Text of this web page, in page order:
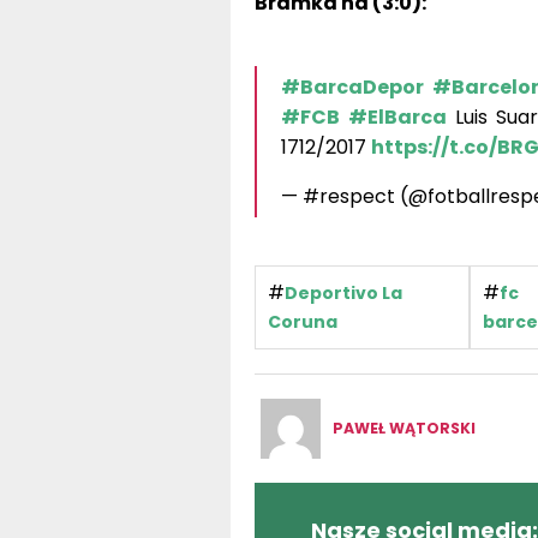
#BarcaDepor
#FCB #ElBarca Luis
1712/2017 https://t.co/
— #respect
#Deportivo La
Coruna
#fc
PAWEŁ WĄTORSKI
Nasze social media: